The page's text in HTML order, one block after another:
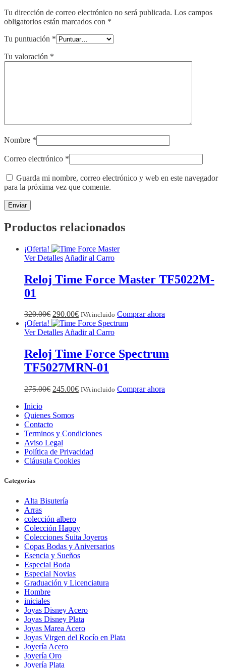
Tu dirección de correo electrónico no será publicada. Los campos
obligatorios están marcados con *
Tu puntuación *
Tu valoración *
Nombre *
Correo electrónico *
Guarda mi nombre, correo electrónico y web en este navegador
para la próxima vez que comente.
Productos relacionados
¡Oferta!
Ver Detalles Añadir al Carro
Reloj Time Force Master TF5022M-
01
320.00€ El
precio
original
320.00€.
290.00€El
precio
actual
290.00€.
IVA incluido Comprar ahora
¡Oferta!
Ver DetallesAñadir al Carro
Reloj Time Force Spectrum
TF5027MRN-01
275.00€ El
era:
275.00€.
245.00€ElIVA incluido Comprar ahora
Inicio
Quienes Somos
Contacto
Terminos y Condiciones
Aviso Legal
Política de Privacidad
Cláusula Cookies
Categorías
Alta Bisutería
Arras
colección albero
Colección Happy
Colecciones Suita Joyeros
Copas Bodas y Aniversarios
Esencia y Sueños
Especial Boda
Especial Novias
Graduación y Licenciatura
Hombre
iniciales
Joyas Disney Acero
Joyas Disney Plata
Joyas Marea Acero
Joyas Virgen del Rocío en Plata
Joyería Acero
Joyería Oro
Joyería Plata